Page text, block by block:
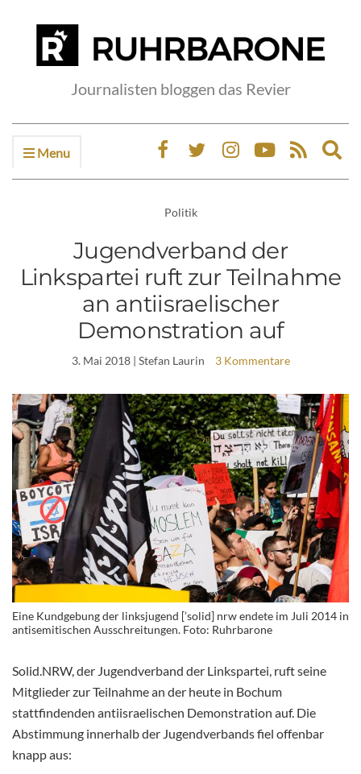
Journalisten bloggen das Revier
Menu
Politik
Jugendverband der
Linkspartei ruft zur Teilnahme
an antiisraelischer
Demonstration auf
3. Mai 2018| Stefan Laurin 3 Kommentare
Eine Kundgebung der linksjugend [’solid] nrw endete im Juli 2014 in
antisemitischen Ausschreitungen. Foto: Ruhrbarone
Solid.NRW, der Jugendverband der Linkspartei, ruft seine
Mitglieder zur Teilnahme an der heute in Bochum
stattfindenden antiisraelischen Demonstration auf. Die
Abstimmung innerhalb der Jugendverbands fiel offenbar
knapp aus: